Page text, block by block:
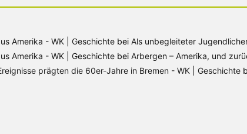
Amerika - WK | Geschichte bei Als unbegleiteter
Amerika - WK | Geschichte bei Arbergen – Amerika, und
prägten die 60er-Jahre in Bremen - WK | Geschichte